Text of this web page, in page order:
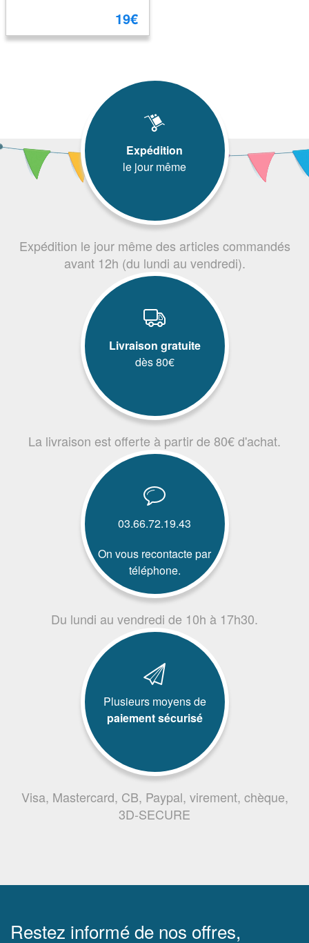
19€
Expédition
le jour même
Expédition le jour même des articles commandés
avant 12h (du lundi au vendredi).
Livraison gratuite
dès 80€
La livraison est offerte à partir de 80€ d'achat.
03.66.72.19.43
On vous recontacte par
téléphone.
Du lundi au vendredi de 10h à 17h30.
Plusieurs moyens de
paiement sécurisé
Visa, Mastercard, CB, Paypal, virement, chèque,
3D-SECURE
Restez informé de nos offres,